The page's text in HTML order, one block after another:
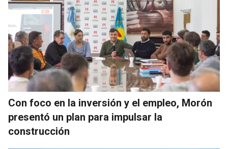
Con foco en la inversión y el empleo, Morón
presentó un plan para impulsar la
construcción